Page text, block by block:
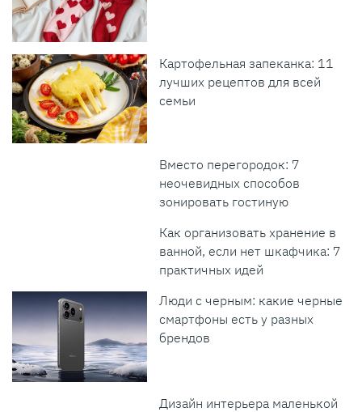
Картофельная запеканка: 11
лучших рецептов для всей
семьи
Вместо перегородок: 7
неочевидных способов
зонировать гостиную
Как организовать хранение в
ванной, если нет шкафчика: 7
практичных идей
Люди с черным: какие черные
смартфоны есть у разных
брендов
Дизайн интерьера маленькой